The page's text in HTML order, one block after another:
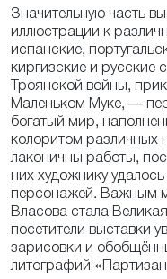
Значительную часть
иллюстрации к
испанские,
киргизские и русские
Троянской войны,
Маленьком Муке, —
богатый мир,
колоритом различных
лаконичны работы,
них художнику
персонажей. Важным
Власова стала
посетители выставки
зарисовки и
литографий